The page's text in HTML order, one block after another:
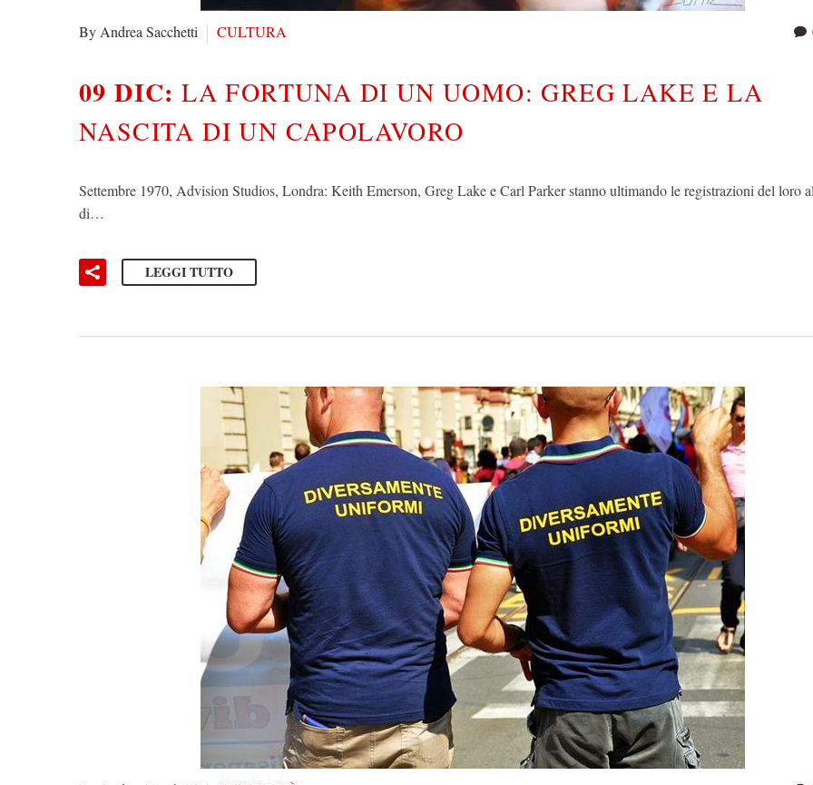
By Andrea Sacchetti CULTURA
09 DIC:LA FORTUNA DI UN UOMO: GREG LAKE E LA
NASCITA DI UN CAPOLAVORO
Settembre 1970, Advision Studios, Londra: Keith Emerson, Greg Lake e Carl Parker stanno ultimando le registrazioni del loro
di…
LEGGI TUTTO